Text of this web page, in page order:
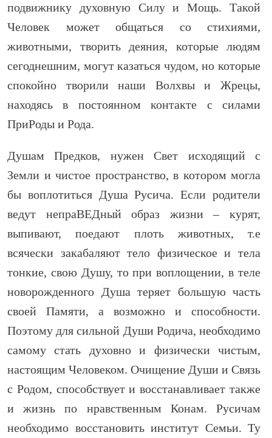
подвижнику духовную Силу и Мощь. Такой
Человек может общаться со стихиями,
животными, творить деяния, которые людям
сегоднешним, могут казаться чудом, но которые
спокойно творили наши Волхвы и Жрецы,
находясь в постоянном контакте с силами
ПриРоды и Рода.
Душам Предков, нужен Свет исходящий с
Земли и чистое пространство, в котором могла
бы воплотиться Душа Русича. Если родители
ведут непраВЕДный образ жизни – курят,
выпивают, поедают плоть животных, т.е
всячески закабаляют тело физическое и тела
тонкие, свою Душу, то при воплощении, в теле
новорожденного Душа теряет большую часть
своей Памяти, а возможно и способности.
Поэтому для сильной Души Родича, необходимо
самому стать духовно и физически чистым,
настоящим Человеком. Очищение Души и Связь
с Родом, способствует и восстанавливает также
и жизнь по нравственным Конам. Русичам
необходимо восстановить институт Семьи. Ту